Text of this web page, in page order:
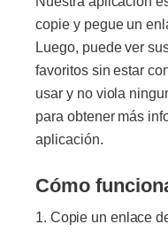
copie y pegue un
Luego, puede ver
favoritos sin estar
usar y no viola
para obtener más
aplicación.
Cómo
Copie un enlace